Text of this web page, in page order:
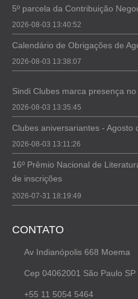
5º parcela da Contribuição
2026-08-03 13:40:52
Calendário de Obrigações de
2026-08-03 13:38:07
Sindi Clubes marca presença
2026-08-03 13:35:45
Clubes aniversariantes - Agosto
2026-08-03 13:11:26
16º Prêmio Nacional de
de inscrições
2026-07-31 18:19:49
CONTATO
Av Indianópolis 668 Moema
Cep 04062001 São Paulo SP
+55 11 5054 5464